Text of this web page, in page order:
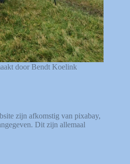
door Bendt Koelink
zijn afkomstig van pixabay,
Dit zijn allemaal